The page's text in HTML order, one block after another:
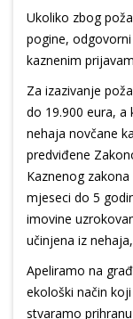
Ukoliko zbog
pogine,
kaznenim
Za izazivanje
do 19.900 eura, a
nehaja novčane
predviđene
Kaznenog
mjeseci do 5
imovine
učinjena iz
Apeliramo na
ekološki način
stvaramo